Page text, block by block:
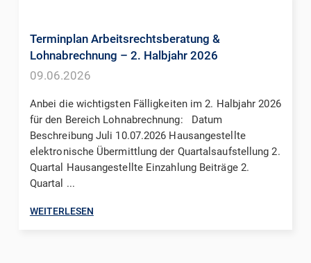
Terminplan Arbeitsrechtsberatung &
Lohnabrechnung – 2. Halbjahr 2026
09.06.2026
Anbei die wichtigsten Fälligkeiten im 2. Halbjahr 2026
für den Bereich Lohnabrechnung: Datum
Beschreibung Juli 10.07.2026 Hausangestellte
elektronische Übermittlung der Quartalsaufstellung 2.
Quartal Hausangestellte Einzahlung Beiträge 2.
Quartal ...
WEITERLESEN